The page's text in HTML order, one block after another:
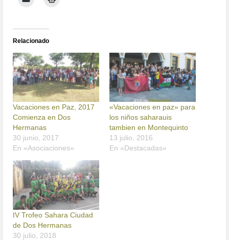
Relacionado
Vacaciones en Paz, 2017
Comienza en Dos
Hermanas
30 junio, 2017
En «Asociaciones»
«Vacaciones en paz» para
los niños saharauis
tambien en Montequinto
13 julio, 2016
En «Destacadas»
IV Trofeo Sahara Ciudad
de Dos Hermanas
30 julio, 2018